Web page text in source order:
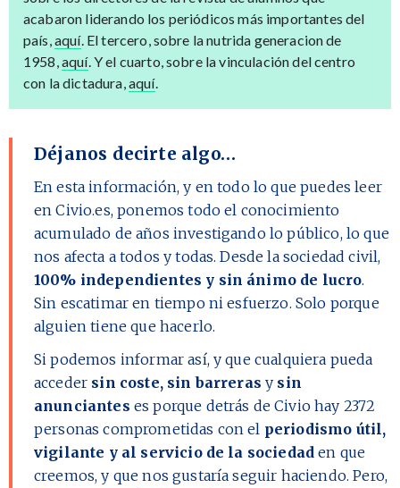
acabaron liderando los periódicos más importantes del
país, aquí. El tercero, sobre la nutrida generacion de
1958, aquí. Y el cuarto, sobre la vinculación del centro
con la dictadura, aquí.
Déjanos decirte algo…
En esta información, y en todo lo que puedes leer
en Civio.es, ponemos todo el conocimiento
acumulado de años investigando lo público, lo que
nos afecta a todos y todas. Desde la sociedad civil,
100% independientes y sin ánimo de lucro.
Sin escatimar en tiempo ni esfuerzo. Solo porque
alguien tiene que hacerlo.
Si podemos informar así, y que cualquiera pueda
acceder sin coste, sin barreras y sin
anunciantes es porque detrás de Civio hay 2372
personas comprometidas con el periodismo útil,
vigilante y al servicio de la sociedad en que
creemos, y que nos gustaría seguir haciendo. Pero,